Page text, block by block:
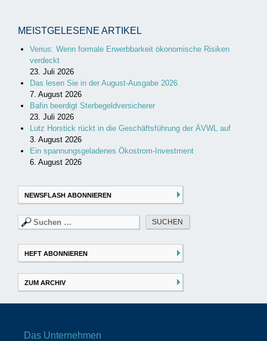
MEISTGELESENE ARTIKEL
Verius: Wenn formale Erwerbbarkeit ökonomische Risiken
verdeckt
23. Juli 2026
Das lesen Sie in der August-Ausgabe 2026
7. August 2026
Bafin beerdigt Sterbegeldversicherer
23. Juli 2026
Lutz Horstick rückt in die Geschäftsführung der ÄVWL auf
3. August 2026
Ein spannungsgeladenes Ökostrom-Investment
6. August 2026
NEWSFLASH ABONNIEREN
Suchen
nach:
HEFT ABONNIEREN
ZUM ARCHIV
Das Unternehmen